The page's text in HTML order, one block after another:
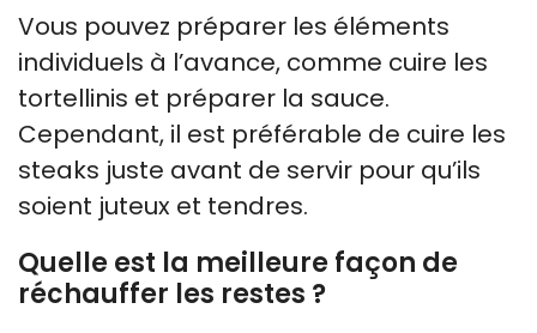
Vous pouvez préparer les éléments
individuels à l’avance, comme cuire les
tortellinis et préparer la sauce.
Cependant, il est préférable de cuire les
steaks juste avant de servir pour qu’ils
soient juteux et tendres.
Quelle est la meilleure façon de
réchauffer les restes ?